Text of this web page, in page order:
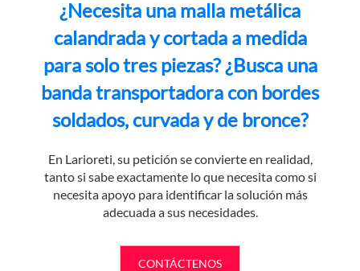
¿Necesita una malla metálica
calandrada y cortada a medida
para solo tres piezas? ¿Busca una
banda transportadora con bordes
soldados, curvada y de bronce?
En Larioreti, su petición se convierte en realidad,
tanto si sabe exactamente lo que necesita como si
necesita apoyo para identificar la solución más
adecuada a sus necesidades.
CONTÁCTENOS